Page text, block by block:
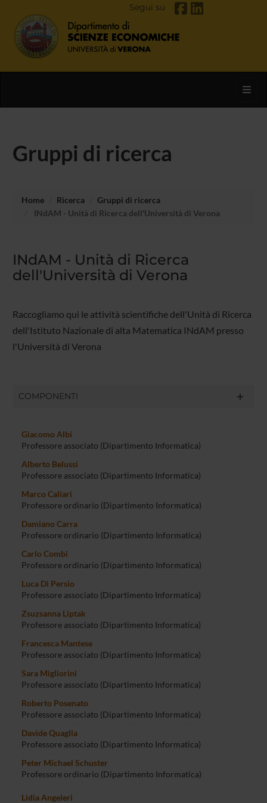
Segui su
Gruppi di ricerca
Home Ricerca
Gruppi di ricerca
INdAM - Unità di Ricerca dell'Università di Verona
INdAM - Unità di Ricerca
dell'Università di Verona
Raccogliamo qui le attività scientifiche dell'Unità di Ricerca
dell'Istituto Nazionale di alta Matematica INdAM presso
l'Università di Verona
COMPONENTI
Giacomo Albi
Professore associato (Dipartimento Informatica)
Alberto Belussi
Professore associato (Dipartimento Informatica)
Marco Caliari
Professore ordinario (Dipartimento Informatica)
Damiano Carra
Professore ordinario (Dipartimento Informatica)
Carlo Combi
Professore ordinario (Dipartimento Informatica)
Luca Di Persio
Professore associato (Dipartimento Informatica)
Zsuzsanna Liptak
Professore associato (Dipartimento Informatica)
Francesca Mantese
Professore associato (Dipartimento Informatica)
Sara Migliorini
Professore associato (Dipartimento Informatica)
Roberto Posenato
Professore associato (Dipartimento Informatica)
Davide Quaglia
Professore associato (Dipartimento Informatica)
Peter Michael Schuster
Professore ordinario (Dipartimento Informatica)
Lidia Angeleri